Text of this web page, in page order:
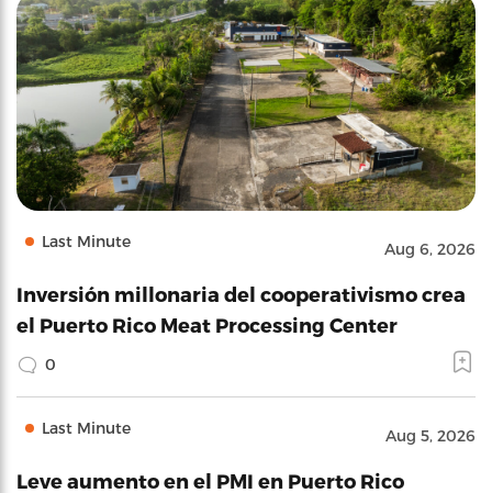
Last Minute Aug 6, 2026
Inversión millonaria del cooperativismo crea
el Puerto Rico Meat Processing Center
0
Last Minute Aug 5, 2026
Leve aumento en el PMI en Puerto Rico